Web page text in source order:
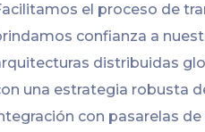
el proceso de
confianza a
distribuidas
una estrategia robusta
con pasarelas